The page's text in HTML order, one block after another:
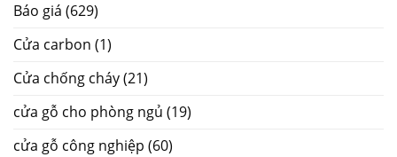
Báo giá (629)
Cửa carbon (1)
Cửa chống cháy(21)
cửa gỗ cho phòng ngủ (19)
cửa gỗ công nghiệp (60)